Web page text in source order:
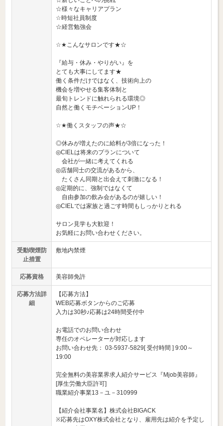
☆様々なキャリアプラン
☆時短社員制度
☆経営勉強会
☆★こんなサロンです★☆
『給与・休み・やりがい』を
とても大事にしてます★
働く条件だけではなく、技術向上の
機会を増やせる集客体制と
最旬トレンドに触れられる環境◎
自然と働くモチベーションUP！
☆★働くスタッフの声★☆
◎休みが増えたのに給料が3倍になった！
◎CIELは将来のプランについて
会社が一緒に考えてくれる
◎店舗同士の交流があるから、
たくさん同期と出会えて刺激になる！
◎定期的に、強制ではなくて
自由参加の飲み会があるのが嬉しい！
◎CIELでは家族と過ごす時間もしっかりとれる
サロン見学も大歓迎！
お気軽にお問い合わせください。
受動喫煙防
止措置
敷地内禁煙
応募資格 美容師免許
応募方法詳
細
【応募方法】
WEB応募ボタンからのご応募
入力は30秒♪応募は24時間受付中
お電話でのお問い合わせ
専任のオペレーターが対応します
お問い合わせ先： 03-5937-5829[ 受付時間 ] 9:00～
19:00
完全無料の美容業界求人紹介サービス『Mjob美容師』
[厚生労働大臣許可]
職業紹介事業13－ユ－310999
【紹介会社事業名】株式会社BIGACK
※応募先はOXY株式会社となり、雇用先は紹介を予定し